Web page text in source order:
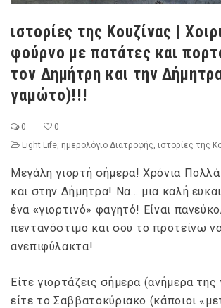
ιστορίες της Κουζίνας |
φούρνο με πατάτες και
τον Δημήτρη και την
γαμώτο)!!!
0
0
Light Life ημερολόγιο Διατροφής ιστορίες της
Μεγάλη γιορτή σήμερα! Χρόνια
και στην Δήμητρα! Να… μια καλή
ένα «γιορτινό» φαγητό! Είναι
πεντανόστιμο και σου το προτείνω
ανεπιφύλακτα!
Είτε γιορτάζεις σήμερα (ανήμερα της
είτε το Σαββατοκύριακο (κάποιοι